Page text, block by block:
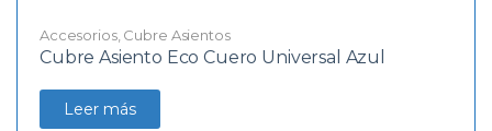
Accesorios, Cubre Asientos
Cubre Asiento Eco Cuero Universal Azul
Leer más